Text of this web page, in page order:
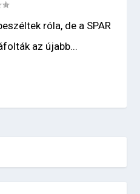
róla, de a SPAR
az újabb...